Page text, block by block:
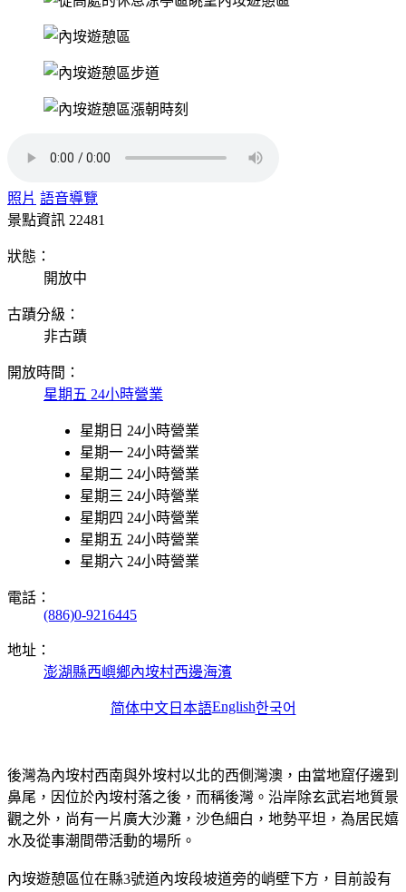
照片 語音導覽
景點資訊 22481
狀態：
開放中
古蹟分級：
非古蹟
開放時間：
星期五 24小時營業
星期日 24小時營業
星期一 24小時營業
星期二 24小時營業
星期三 24小時營業
星期四 24小時營業
星期五 24小時營業
星期六 24小時營業
電話：
(886)0-9216445
地址：
澎湖縣西嶼鄉內垵村西邊海濱
简体中文日本語English한국어
後灣為內垵村西南與外垵村以北的西側灣澳，由當地窟仔邊到
鼻尾，因位於內垵村落之後，而稱後灣。沿岸除玄武岩地質景
觀之外，尚有一片廣大沙灘，沙色細白，地勢平坦，為居民嬉
水及從事潮間帶活動的場所。
內垵遊憩區位在縣3號道內垵段坡道旁的峭壁下方，目前設有